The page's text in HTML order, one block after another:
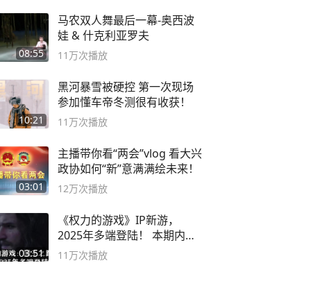
08:55
马农双人舞最后一幕-奥西波
娃 & 什克利亚罗夫
11万次播放
10:21
黑河暴雪被硬控 第一次现场
参加懂车帝冬测很有收获！
11万次播放
03:01
主播带你看“两会”vlog 看大兴
政协如何“新”意满满绘未来！
12万次播放
03:51
《权力的游戏》IP新游，
2025年多端登陆！ 本期内容
概要
11万次播放